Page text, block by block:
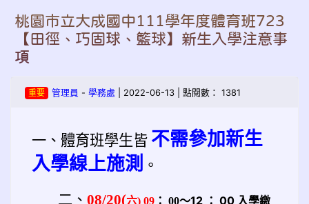
桃園市立大成國中111學年度體育班723
【田徑、巧固球、籃球】新生入學注意事
項
重要 管理員 - 學務處 | 2022-06-13 | 點閱數： 1381
一、 體育班學生皆 不需參加新生
入學線上施測 。
二、 08/20(六) 09： 00～12 ： 00 入學繳